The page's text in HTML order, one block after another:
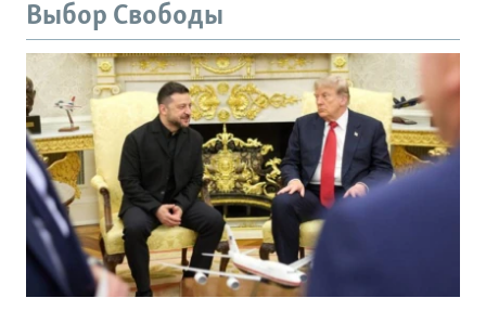
Выбор Свободы